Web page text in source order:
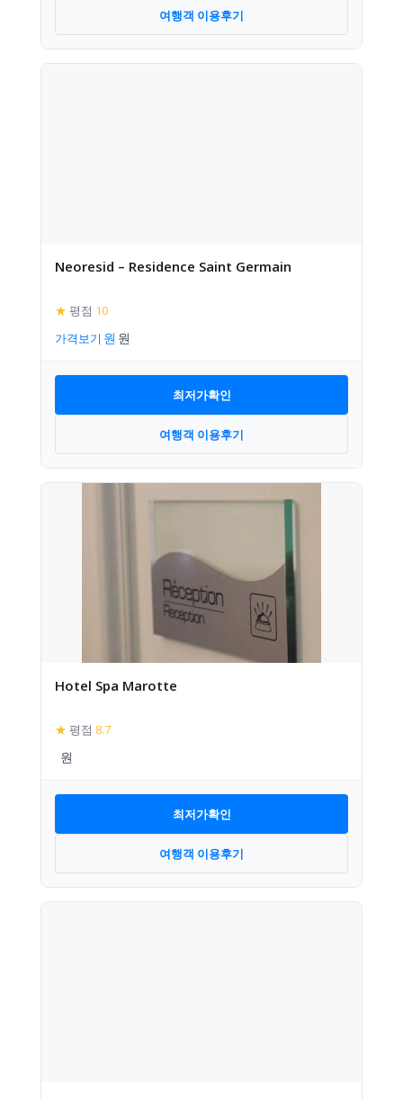
여행객 이용후기
Neoresid – Residence Saint Germain
★ 평점 10
가격보기
최저가확인
여행객 이용후기
Hotel Spa Marotte
★ 평점 8.7
최저가확인
여행객 이용후기